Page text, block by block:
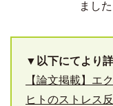
ました
▼以下にてより
【論文掲載】エ
ヒトのストレス